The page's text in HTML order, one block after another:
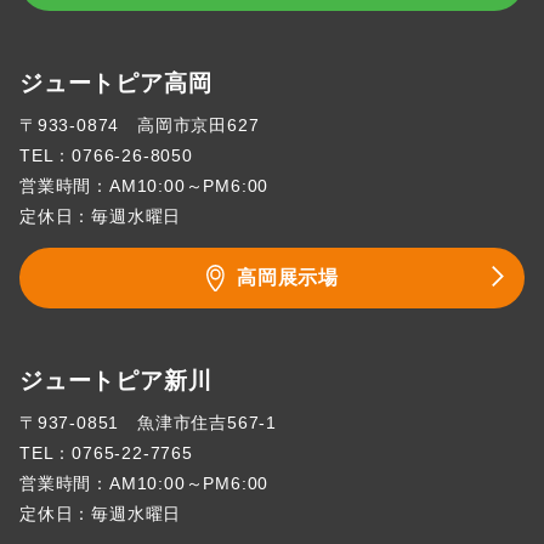
ジュートピア高岡
〒933-0874 高岡市京田627
TEL：0766-26-8050
営業時間：AM10:00～PM6:00
定休日：毎週水曜日
高岡展示場
ジュートピア新川
〒937-0851 魚津市住吉567-1
TEL：0765-22-7765
営業時間：AM10:00～PM6:00
定休日：毎週水曜日